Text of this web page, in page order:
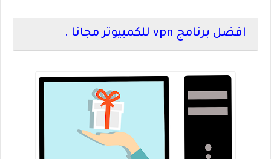
افضل برنامج vpn للكمبيوتر مجانا .